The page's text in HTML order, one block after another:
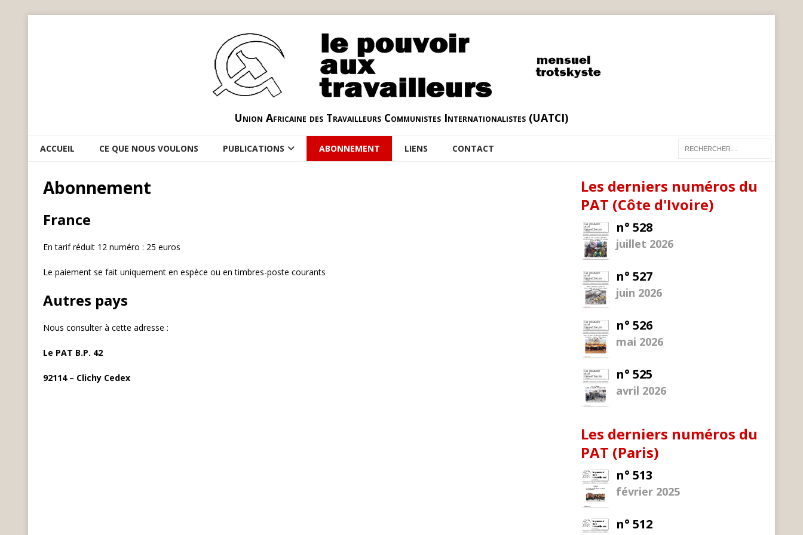
Union Africaine des Travailleurs Communistes Internationalistes (UATCI)
ACCUEIL CE QUE NOUS VOULONS PUBLICATIONS ABONNEMENT LIENS CONTACT
Abonnement
France
En tarif réduit 12 numéro : 25 euros
Le paiement se fait uniquement en espèce ou en timbres-poste courants
Autres pays
Nous consulter à cette adresse :
Le PAT B.P. 42
92114 – Clichy Cedex
Les derniers numéros du
PAT (Côte d'Ivoire)
n° 528
juillet 2026
n° 527
juin 2026
n° 526
mai 2026
n° 525
avril 2026
Les derniers numéros du
PAT (Paris)
n° 513
février 2025
n° 512